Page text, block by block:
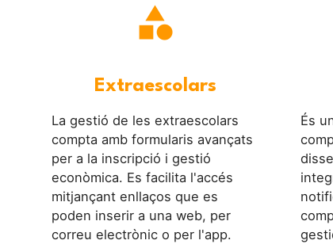
category
Extraescolars
La gestió de les extraescolars
compta amb formularis avançats
per a la inscripció i gestió
econòmica. Es facilita l'accés
mitjançant enllaços que es
poden inserir a una web, per
correu electrònic o per l'app.
És